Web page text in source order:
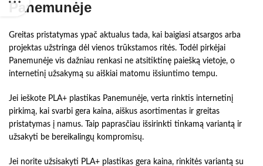
Panemunėje
Greitas pristatymas ypač aktualus tada, kai baigiasi atsargos arba
projektas užstringa dėl vienos trūkstamos ritės. Todėl pirkėjai
Panemunėje vis dažniau renkasi ne atsitiktinę paiešką vietoje, o
internetinį užsakymą su aiškiai matomu išsiuntimo tempu.
Jei ieškote PLA+ plastikas Panemunėje, verta rinktis internetinį
pirkimą, kai svarbi gera kaina, aiškus asortimentas ir greitas
pristatymas į namus. Taip paprasčiau išsirinkti tinkamą variantą ir
užsakyti be bereikalingų kompromisų.
Jei norite užsisakyti PLA+ plastikas gera kaina, rinkitės variantą su